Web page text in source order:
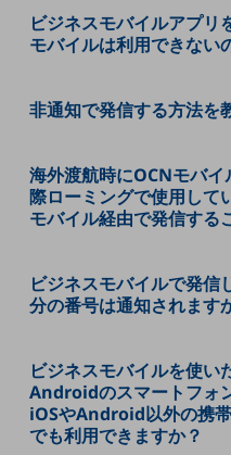
法人向けスマホ・携帯に関する、
おすすめの機種、料金やサービスをご
製品
ビジネス向けスマートフォン
データ通信製品
5G対応ホームルーター
通信モジュール製品
衛星携帯電話
IOT完了済みメーカーブランド製
料金
料金TOP
ビジネスモバイルアプリ
モバイルは利用できない
非通知で発信する方法を
海外渡航時にOCNモバ
際ローミングで使用して
モバイル経由で発信する
ビジネスモバイルで発信
分の番号は通知されます
ビジネスモバイルを使い
Androidのスマートフォ
iOSやAndroid以外の携
でも利用できますか？